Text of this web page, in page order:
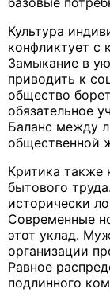
Культура
конфликтует с
Замыкание в
приводить к
общество
обязательное
Баланс между
общественной
Критика также
бытового
исторически
Современные
этот уклад.
организации
Равное
подлинного